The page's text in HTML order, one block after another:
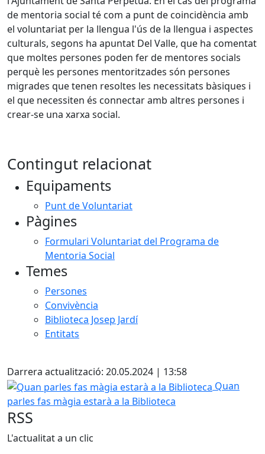
de mentoria social té com a punt de coincidència amb
el voluntariat per la llengua l'ús de la llengua i aspectes
culturals, segons ha apuntat Del Valle, que ha comentat
que moltes persones poden fer de mentores socials
perquè les persones mentoritzades són persones
migrades que tenen resoltes les necessitats bàsiques i
el que necessiten és connectar amb altres persones i
crear-se una xarxa social.
Contingut relacionat
Equipaments
Punt de Voluntariat
Pàgines
Formulari Voluntariat del Programa de
Mentoria Social
Temes
Persones
Convivència
Biblioteca Josep Jardí
Entitats
Darrera actualització: 20.05.2024 | 13:58
Quan parles fas màgia estarà a la Biblioteca
Quan
parles fas màgia estarà a la Biblioteca
RSS
L'actualitat a un clic